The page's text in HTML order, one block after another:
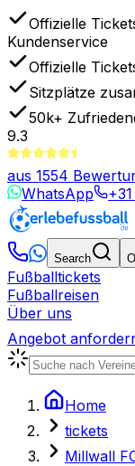
Offizielle
Kundenservice
Offizielle
Sitzplätze
50k+
9.3
aus 1554
WhatsApp
Search
Fußballtickets
Fußballreisen
Über uns
Angebot
Home
tickets
Millwall